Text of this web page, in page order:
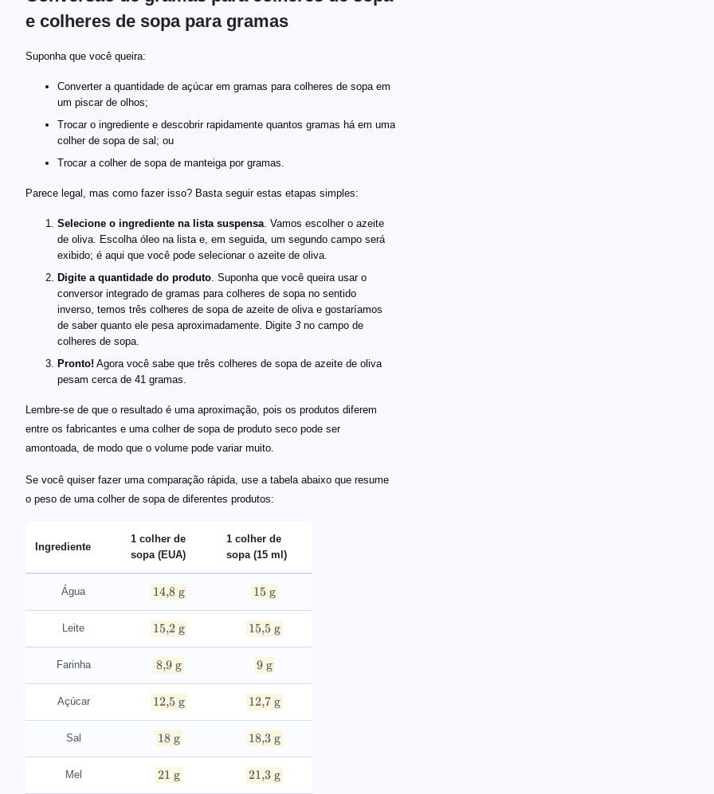
e colheres de sopa para gramas
Suponha que você queira:
Converter a quantidade de açúcar em gramas para colheres de sopa em
um piscar de olhos;
Trocar o ingrediente e descobrir rapidamente quantos gramas há em uma
colher de sopa de sal; ou
Trocar a colher de sopa de manteiga por gramas.
Parece legal, mas como fazer isso? Basta seguir estas etapas simples:
Selecione o ingrediente na lista suspensa. Vamos escolher o azeite
de oliva. Escolha óleo na lista e, em seguida, um segundo campo será
exibido; é aqui que você pode selecionar o azeite de oliva.
Digite a quantidade do produto. Suponha que você queira usar o
conversor integrado de gramas para colheres de sopa no sentido
inverso, temos três colheres de sopa de azeite de oliva e gostaríamos
de saber quanto ele pesa aproximadamente. Digite 3 no campo de
colheres de sopa.
Pronto! Agora você sabe que três colheres de sopa de azeite de oliva
pesam cerca de 41 gramas.
Lembre-se de que o resultado é uma aproximação, pois os produtos diferem
entre os fabricantes e uma colher de sopa de produto seco pode ser
amontoada, de modo que o volume pode variar muito.
Se você quiser fazer uma comparação rápida, use a tabela abaixo que resume
o peso de uma colher de sopa de diferentes produtos:
Ingrediente
1 colher de
sopa (EUA)
1 colher de
sopa (15 ml)
Água
14{,}8\ \text{g}
14,8 g
15\ \text{g}
15 g
Leite
15{,}2\ \text{g}
15,2 g
15{,}5\ \text{g}
15,5 g
Farinha
8{,}9\ \text{g}
8,9 g
9\ \text{g}
9 g
Açúcar
12{,}5\ \text{g}
12,5 g
12{,}7\ \text{g}
12,7 g
Sal
18\ \text{g}
18 g
18{,}3\ \text{g}
18,3 g
Mel
21\ \text{g}
21 g
21{,}3\ \text{g}
21,3 g
14{,}2\ \text{g}
14{,}4\ \text{g}
13\ \text{g}
13{,}2\ \text{g}
7{,}7\ \text{g}
7{,}8\ \text{g}
18{,}6\ \text{g}
19\ \text{g}
19{,}5\ \text{g}
19{,}8\ \text{g}